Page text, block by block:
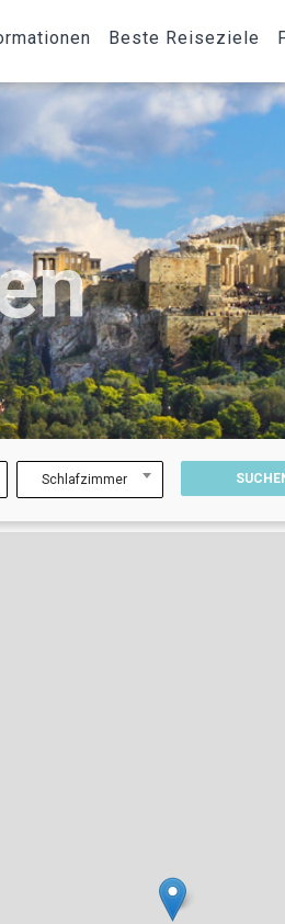
Beste Reiseziele
Schlafzimmer